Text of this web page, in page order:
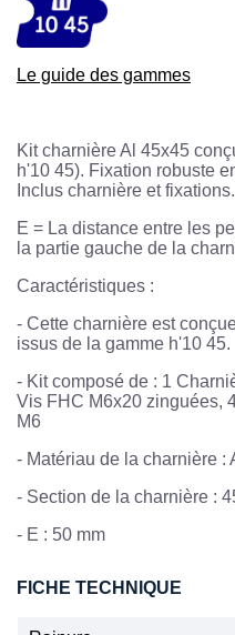
Le guide des gammes
Kit charnière Al 45x45
h'10 45). Fixation robuste
Inclus charnière et fixations.
E = La distance entre les
la partie gauche de la
Caractéristiques :
- Cette charnière est
issus de la gamme h'10 45.
- Kit composé de : 1
Vis FHC M6x20 zinguées,
M6
- Matériau de la charnière :
- Section de la charnière :
- E : 50 mm
FICHE TECHNIQUE